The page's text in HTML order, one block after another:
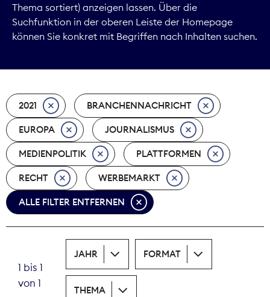
Kommunikation
Marktdaten
Nachhaltigkeit
Nachwuchs
Nova Award
Pressefreiheit
Print
Recht
Tarifpolitik
Thema sortiert) anzeigen lassen. Über die
Suchfunktion in der oberen Leiste der Homepage
können Sie konkret mit Begriffen nach Inhalten suchen.
2021 BRANCHENNACHRICHT
EUROPA JOURNALISMUS
MEDIENPOLITIK PLATTFORMEN
RECHT WERBEMARKT
ALLE FILTER ENTFERNEN
1 bis 1
von 1
JAHR FORMAT
THEMA